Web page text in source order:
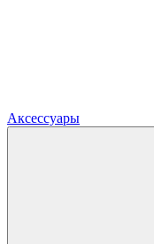
Аксессуары